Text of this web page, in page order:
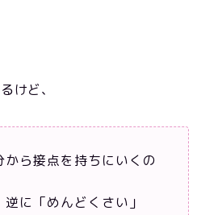
けど、
ら接点を持ちにいくの
に「めんどくさい」